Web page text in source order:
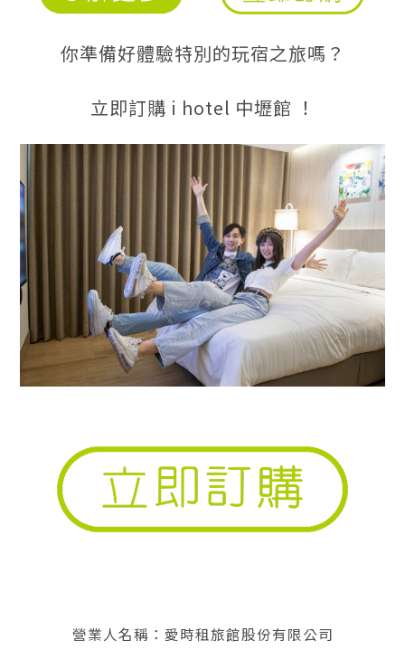
你準備好體驗特別的玩宿之旅嗎？
立即訂購 i hotel 中壢館 ！
營業人名稱：愛時租旅館股份有限公司